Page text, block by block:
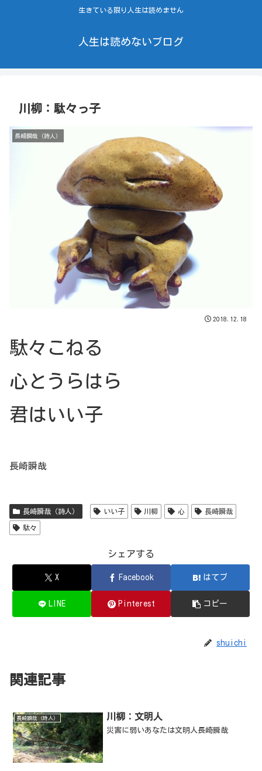
生きている限り人生は読めません
人生は読めないブログ
川柳：駄々っ子
長崎瞬哉（詩人）
2018.12.18
駄々こねる
心とうらはら
君はいい子
長崎瞬哉
長崎瞬哉（詩人） いい子 川柳 心 長崎瞬哉
駄々
シェアする
X Facebook はてブ
LINE Pinterest コピー
shuichi
関連記事
長崎瞬哉（詩人） 川柳：文明人
災害に弱いあなたは文明人長崎瞬哉